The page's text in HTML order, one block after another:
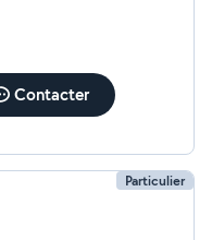
Contacter
Particulier